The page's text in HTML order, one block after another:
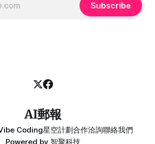
Subscribe
AI郵報
Coding星空計劃合作洽詢聯絡我們
Powered by 智聚科技